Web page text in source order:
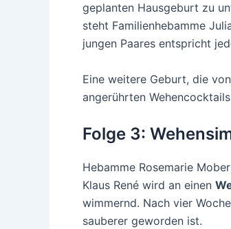
geplanten Hausgeburt zu
steht Familienhebamme
jungen Paares entspricht
Eine weitere Geburt, die
angerührten
Folge 3:
Hebamme Rosemarie
Klaus René wird an einen
wimmernd. Nach vier
sauberer geworden ist.